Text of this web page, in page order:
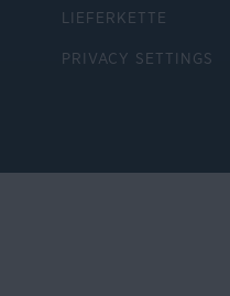
LIEFERKETTE
PRIVACY SETTINGS